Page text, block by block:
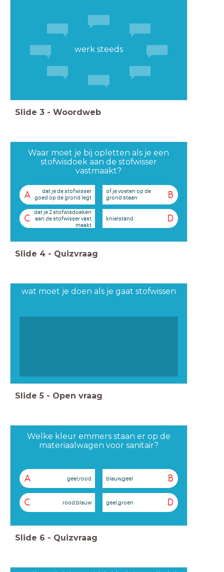
werk steeds
Slide 3 - Woordweb
Waar moet je bij opletten als je een
stofwisdoek aan de stofwisser
vastmaakt?
A
dat je de stofwisser
goed op de grond legt
B
of je voeten op de
grond staan
C
dat je 2 stofwisdoeken
aan de stofwisser vast
maakt
D
knielstand
Slide 4 - Quizvraag
wat moet je doen als je gaat stofwissen
Slide 5 - Open vraag
Welke kleur emmers staan er op de
materiaalwagen voor sanitair?
A geel,rood B
blauw,geel
C rood,blauw D
geel,groen
Slide 6 - Quizvraag